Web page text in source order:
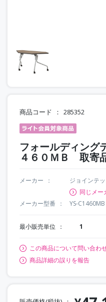
商品コード 285352
フォールディン
４６０ＭＢ 取寄
メーカー
ジョインテ
同じメー
メーカー型番
YS-C1460MB
最小販売単位 1
この商品について問い合わ
商品詳細の誤りを報告